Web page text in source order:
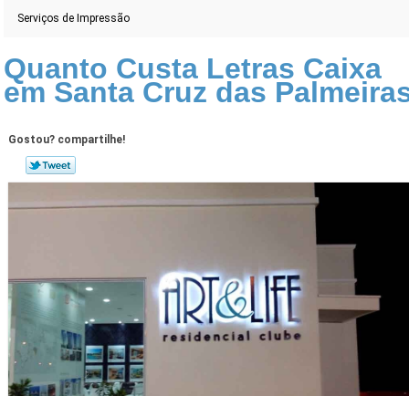
Serviços de Impressão
Quanto Custa Letras Caixa
em Santa Cruz das
Gostou? compartilhe!